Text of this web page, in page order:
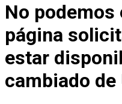
No podemos
página
estar
cambiado de